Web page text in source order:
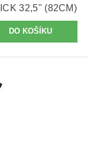
32,5" (82CM)